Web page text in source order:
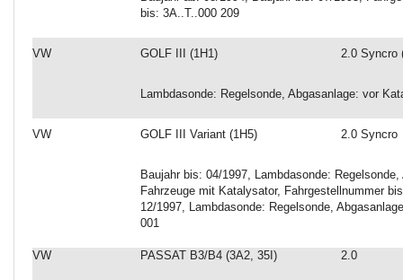
bis: 3A..T..000 209
VW GOLF III (1H1) 2.0 Syncro
Lambdasonde: Regelsonde, Abgasanlage: vor
VW GOLF III Variant (1H5) 2.0 Syncro
Baujahr bis: 04/1997, Lambdasonde:
Fahrzeuge mit Katalysator, Fahrgestellnummer
12/1997, Lambdasonde: Regelsonde,
001
VW PASSAT B3/B4 (3A2, 35I) 2.0